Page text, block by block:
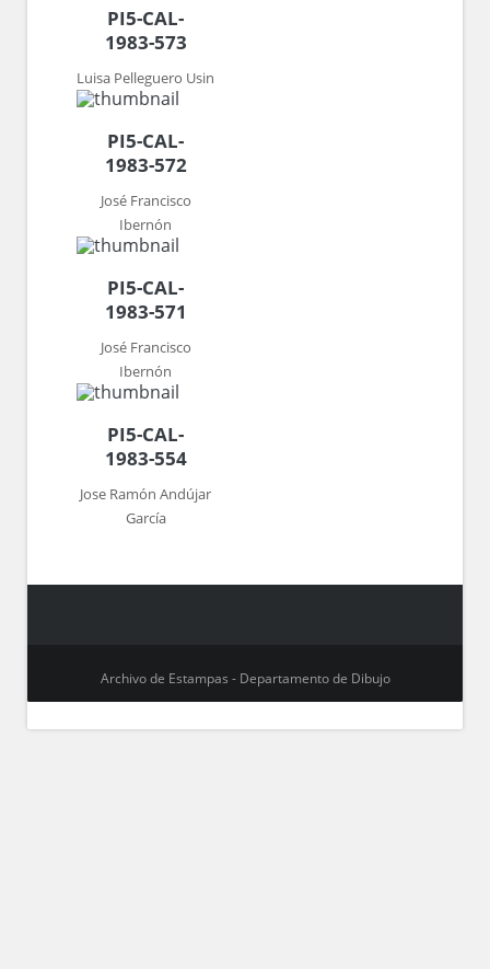
PI5-CAL-
1983-573
Luisa Pelleguero Usin
PI5-CAL-
1983-572
José Francisco
Ibernón
PI5-CAL-
1983-571
José Francisco
Ibernón
PI5-CAL-
1983-554
Jose Ramón Andújar
García
Archivo de Estampas - Departamento de Dibujo